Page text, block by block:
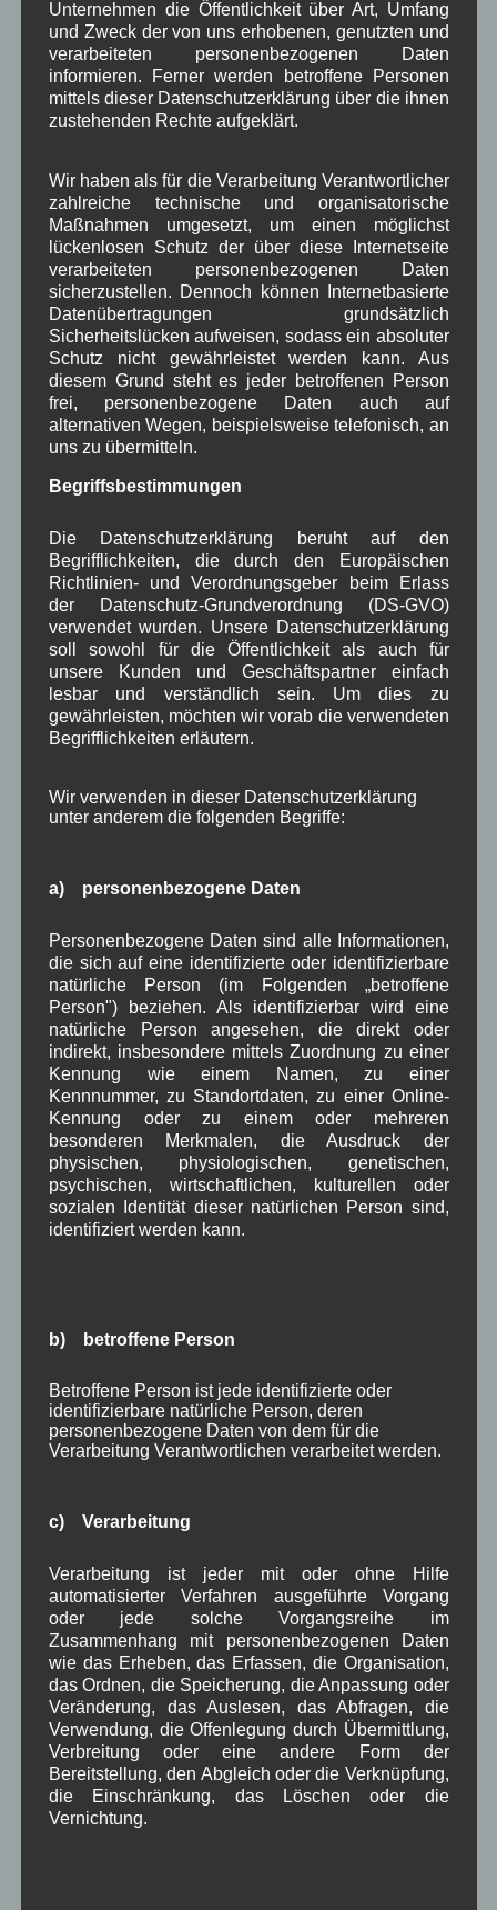
NEU! Juli2024
Kurpark und Spielplatz:
Auch der Gemeinderat stimmt der Beauftragung zu
den Maßnahmen im Kurpark und Spielplatz zu.
Lesen Sie hier über die Maßnahmen
Mai 2024
Kurzer Sachstand aus den verschiedenen
Arbeitsgruppen:
– Spielplatz:Zu den verschiedenen neuen
Spielgeräten für den Spielplatz und den Garten am
Haus des Gastes liegen verschiedene Angebote
vor. Diese müssen noch ausgewertet werden.
– Kurpark:Eine umfangreiche Liste der zu
pflanzenden Bäume, Sträucher und Blumen liegt
seit Ende 2023 zur Bearbeitung beim ALE. Eine
Aufstellung der Arbeitsmaßnahmen und eine
Herbst wurde in der AG erstellt.
des Vorstandes eine Ausschreibung zur Suche
nach einem Planer für die Dorfplatzgestaltung vor.
Juli 2023
Der Vorstand der Dorferneuerung und der
Gemeinderat stimmt in seiner Sitzung vom
einstimmig demKonzept der Arbeitsgruppe
Dorfplatzfür die zukünftige Gestaltung zu.
• Lesen Sie hierzu auch den
Online Artikel vom 27.07.2023 auf
über das Konzept der DE zum
März 2023
Nachdem die Arbeitsgruppe Dorfplatz nach
intensiver Arbeit ihren Vorschlag für einen
möglichen neuen Standort des Kriegerdenkmals
dem Gemeinderat vorgestellt hatte, stimmt der
Gemeinderat mehrheitlich für einenneuen Standort
des Kriegerdenkmals an der Position des jetzigen
Brunnens.
Januar 2023
Im Rahmen derGemeinderatssitzung vom
19.01.2023wurde dem Gemeinderat der aktuelle
Sachstand zur Arbeit der sechs Arbeitsgruppen
vorgestellt. Arbeitsgruppen: Spielplätze, Unterer
Dorfplatz, Dorfgeschichte, Kurpark, Grüne
dem Vorstand der DE und den Arbeitsgruppen eine
November 2022
Nach der Überarbeitung desMaßnahmenkatalogs
sechs Arbeitsgruppen
Mai 2022
Vorstandswahl zur Dorferneuerung Wallgau am
18.05.2022 um 19:00 Uhr im Haus des Gastes.
Mit Wahlerbebnis
Dezember 2021
ImBürgermeisterbriefan alle Wallgauer Bürger
wird über die Gehsteigverbreiterung an der B11
und über die hoffentlich bald stattfindende
Vorstandswahl der DE
informiert.
Unternehmen die Öffentlichkeit über Art, Umfang
und Zweck der von uns erhobenen, genutzten und
verarbeiteten personenbezogenen Daten
informieren. Ferner werden betroffene Personen
mittels dieser Datenschutzerklärung über die ihnen
zustehenden Rechte aufgeklärt.
Wir haben als für die Verarbeitung Verantwortlicher
zahlreiche technische und organisatorische
Maßnahmen umgesetzt, um einen möglichst
lückenlosen Schutz der über diese Internetseite
verarbeiteten personenbezogenen Daten
sicherzustellen. Dennoch können Internetbasierte
Datenübertragungen grundsätzlich
Sicherheitslücken aufweisen, sodass ein absoluter
Schutz nicht gewährleistet werden kann. Aus
diesem Grund steht es jeder betroffenen Person
frei, personenbezogene Daten auch auf
alternativen Wegen, beispielsweise telefonisch, an
uns zu übermitteln.
Begriffsbestimmungen
Die Datenschutzerklärung beruht auf den
Begrifflichkeiten, die durch den Europäischen
Richtlinien- und Verordnungsgeber beim Erlass
der Datenschutz-Grundverordnung (DS-GVO)
verwendet wurden. Unsere Datenschutzerklärung
soll sowohl für die Öffentlichkeit als auch für
unsere Kunden und Geschäftspartner einfach
lesbar und verständlich sein. Um dies zu
gewährleisten, möchten wir vorab die verwendeten
Begrifflichkeiten erläutern.
Wir verwenden in dieser Datenschutzerklärung
unter anderem die folgenden Begriffe:
a) personenbezogene Daten
Personenbezogene Daten sind alle Informationen,
die sich auf eine identifizierte oder identifizierbare
natürliche Person (im Folgenden „betroffene
Person") beziehen. Als identifizierbar wird eine
natürliche Person angesehen, die direkt oder
indirekt, insbesondere mittels Zuordnung zu einer
Kennung wie einem Namen, zu einer
Kennnummer, zu Standortdaten, zu einer Online-
Kennung oder zu einem oder mehreren
besonderen Merkmalen, die Ausdruck der
physischen, physiologischen, genetischen,
psychischen, wirtschaftlichen, kulturellen oder
sozialen Identität dieser natürlichen Person sind,
identifiziert werden kann.
b) betroffene Person
Betroffene Person ist jede identifizierte oder
identifizierbare natürliche Person, deren
personenbezogene Daten von dem für die
Verarbeitung Verantwortlichen verarbeitet werden.
c) Verarbeitung
Verarbeitung ist jeder mit oder ohne Hilfe
automatisierter Verfahren ausgeführte Vorgang
oder jede solche Vorgangsreihe im
Zusammenhang mit personenbezogenen Daten
wie das Erheben, das Erfassen, die Organisation,
das Ordnen, die Speicherung, die Anpassung oder
Veränderung, das Auslesen, das Abfragen, die
Verwendung, die Offenlegung durch Übermittlung,
Verbreitung oder eine andere Form der
Bereitstellung, den Abgleich oder die Verknüpfung,
die Einschränkung, das Löschen oder die
Vernichtung.